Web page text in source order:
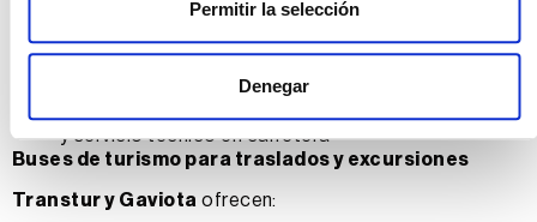
Permitir la selección
Denegar
Los vehículos se categorizan por tipo (económico,
medio, lujo, jeeps, minivans)
La asignación es por categoría, no por modelo
y servicio técnico en carretera
Buses de turismo para traslados y excursiones
Transtur y Gaviota ofrecen: